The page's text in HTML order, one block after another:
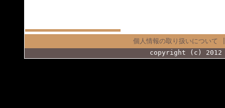
個人情報の取り扱いについて
copyright (c) 2012